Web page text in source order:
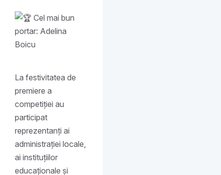
Cel mai bun
portar: Adelina
Boicu
La festivitatea de
premiere a
competiției au
participat
reprezentanți ai
administrației locale,
ai instituțiilor
educaționale și